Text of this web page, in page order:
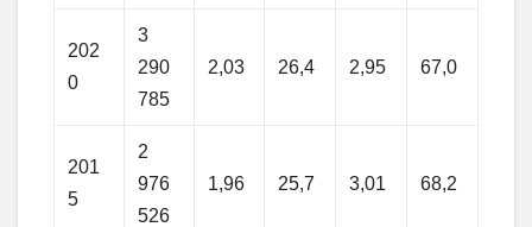
202
0
3
290
785
2,03 26,4 2,95 67,0
201
5
2
976
526
1,96 25,7 3,01 68,2